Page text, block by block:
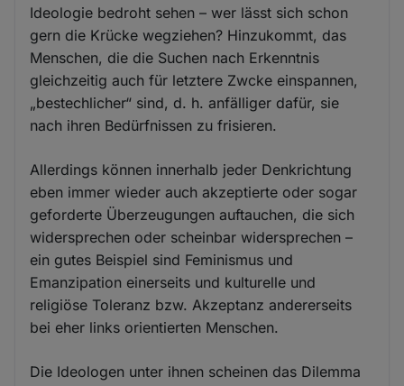
Ideologie bedroht sehen – wer lässt sich schon
gern die Krücke wegziehen? Hinzukommt, das
Menschen, die die Suchen nach Erkenntnis
gleichzeitig auch für letztere Zwcke einspannen,
„bestechlicher“ sind, d. h. anfälliger dafür, sie
nach ihren Bedürfnissen zu frisieren.
Allerdings können innerhalb jeder Denkrichtung
eben immer wieder auch akzeptierte oder sogar
geforderte Überzeugungen auftauchen, die sich
widersprechen oder scheinbar widersprechen –
ein gutes Beispiel sind Feminismus und
Emanzipation einerseits und kulturelle und
religiöse Toleranz bzw. Akzeptanz andererseits
bei eher links orientierten Menschen.
Die Ideologen unter ihnen scheinen das Dilemma